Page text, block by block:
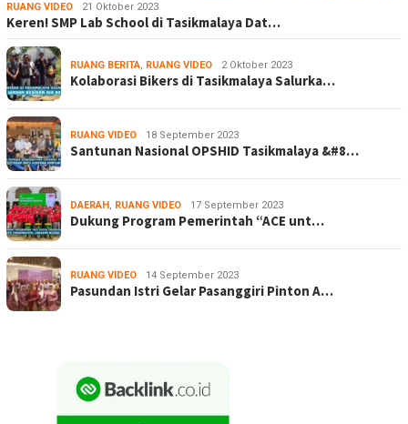
RUANG VIDEO 21 Oktober 2023
Keren! SMP Lab School di Tasikmalaya Dat…
RUANG BERITA, RUANG VIDEO 2 Oktober 2023
Kolaborasi Bikers di Tasikmalaya Salurka…
RUANG VIDEO 18 September 2023
Santunan Nasional OPSHID Tasikmalaya &#8…
DAERAH , RUANG VIDEO 17 September 2023
Dukung Program Pemerintah “ACE unt…
RUANG VIDEO 14 September 2023
Pasundan Istri Gelar Pasanggiri Pinton A…